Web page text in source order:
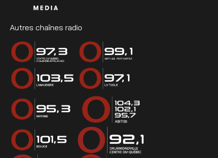
Autres chaînes radio